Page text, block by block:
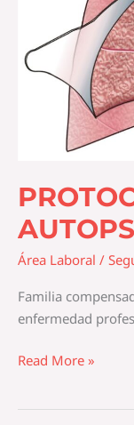
Área Laboral /
Familia
enfermedad
Read More »